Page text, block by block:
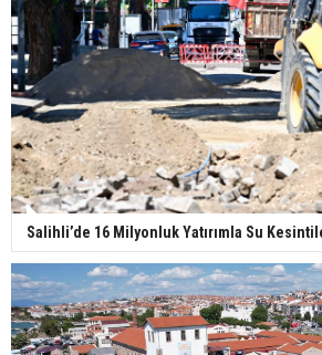
Salihli’de 16 Milyonluk Yatırımla Su